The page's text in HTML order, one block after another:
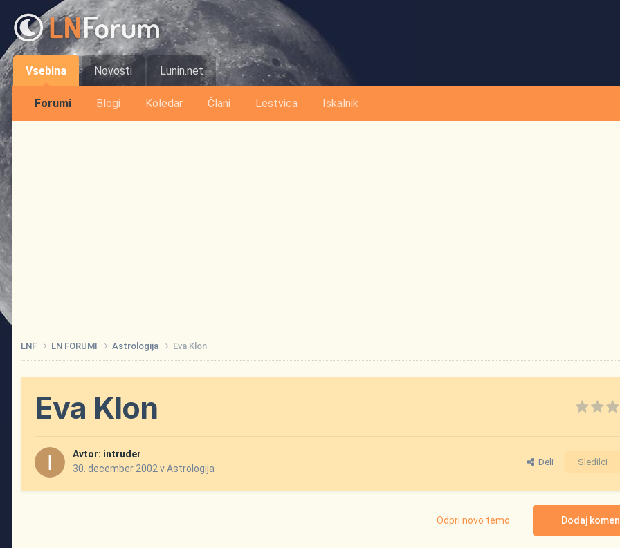
Vsebina
Forumi Blogi Koledar Člani Lestvica Iskalnik
Novosti Lunin.net
LNF LN FORUMI Astrologija Eva Klon
Eva Klon
Avtor: intruder
30. december 2002 vAstrologija
Deli Sledilci
Dodaj
Odpri novo temo